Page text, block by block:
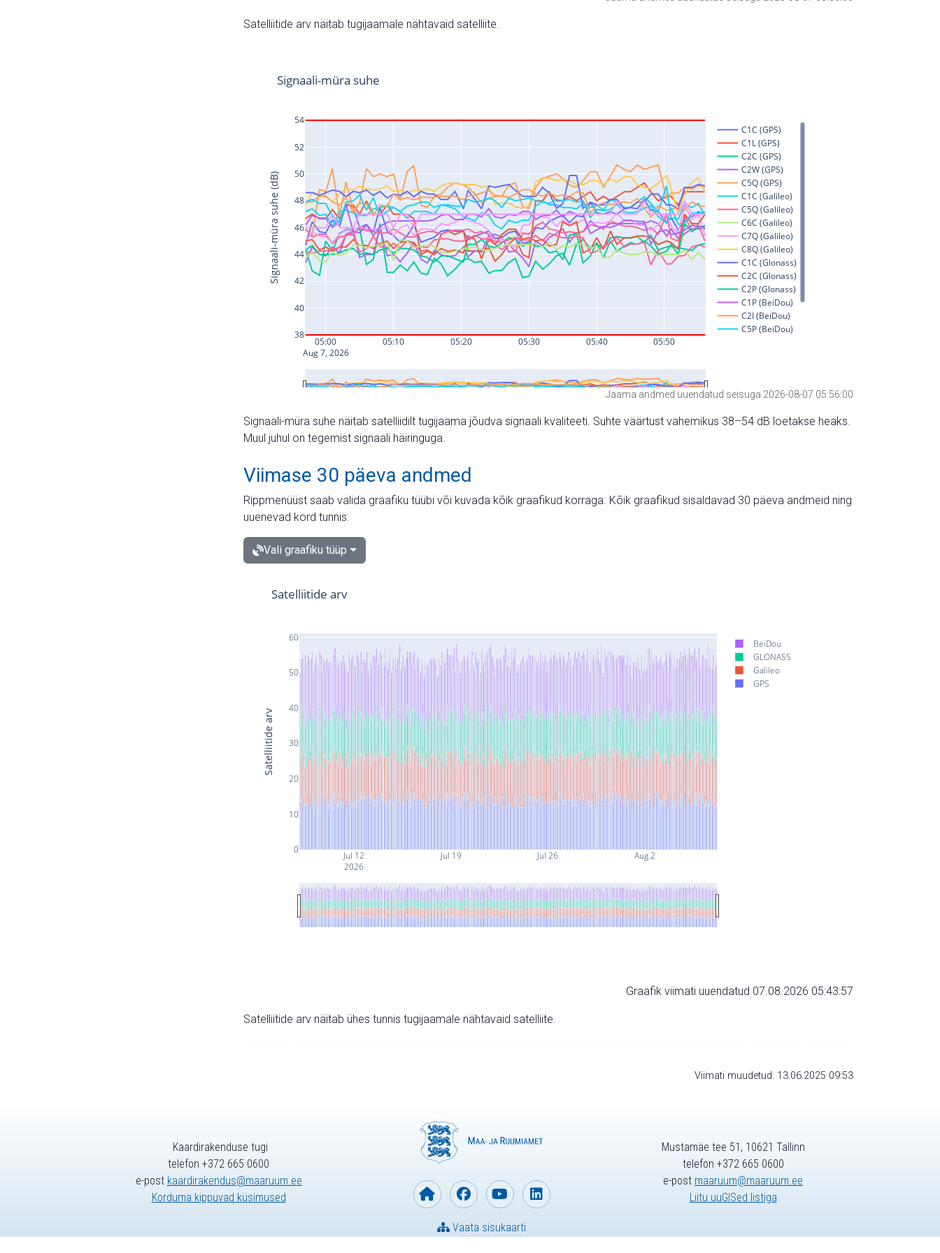
Satelliitide arv näitab tugijaamale nähtavaid satelliite.
Jaama andmed uuendatud seisuga 2026-08-07 05:56:00
Signaali-müra suhe näitab satelliidilt tugijaama jõudva signaali kvaliteeti. Suhte väärtust vahemikus 38–54 dB loetakse heaks.
Muul juhul on tegemist signaali häiringuga.
Viimase 30 päeva andmed
Rippmenüüst saab valida graafiku tüübi või kuvada kõik graafikud korraga. Kõik graafikud sisaldavad 30 päeva andmeid ning
uuenevad kord tunnis.
Vali graafiku tüüp
Jul 12
2026
Jul 19 Jul 26 Aug 2
0
10
20
30
40
50
60
BeiDou
GLONASS
Galileo
GPS
Satelliitide arv
Satelliitide arv
Graafik viimati uuendatud 07.08.2026 05:43:57
Satelliitide arv näitab ühes tunnis tugijaamale nähtavaid satelliite.
Viimati muudetud: 13.06.2025 09:53
Kaardirakenduse tugi
telefon +372 665 0600
e-post kaardirakendus@maaruum.ee
Korduma kippuvad küsimused
Vaata sisukaarti
Mustamäe tee 51, 10621 Tallinn
telefon +372 665 0600
e-post maaruum@maaruum.ee
Liitu uuGISed listiga